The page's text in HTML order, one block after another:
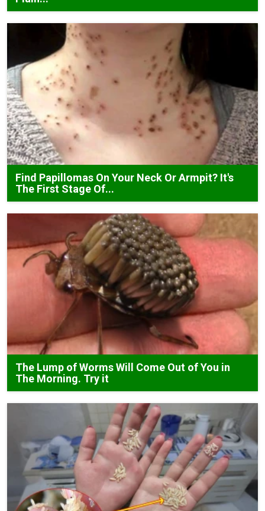
Find Papillomas On Your Neck Or Armpit? It's
The First Stage Of...
The Lump of Worms Will Come Out of You in
The Morning. Try it